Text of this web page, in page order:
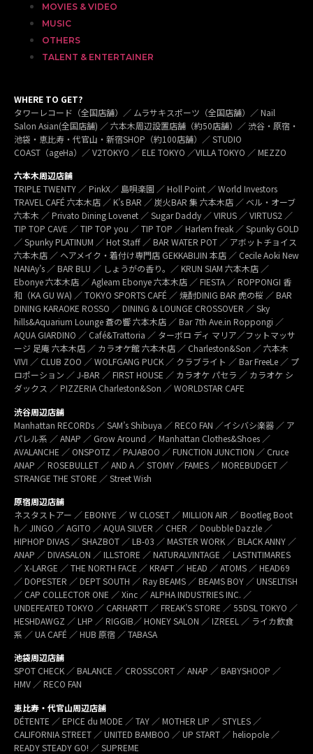
MOVIES & VIDEO
MUSIC
OTHERS
TALENT & ENTERTAINER
WHERE TO GET?
タワーレコード（全国店舗）／ ムラサキスポーツ（全国店舗）／ Nail
Salon Asian(全国店舗) ／ 六本木周辺設置店舗（約50店舗）／ 渋谷・原宿・
池袋・恵比寿・代官山・新宿SHOP（約100店舗）／ STUDIO
COAST（ageHa）／ V2TOKYO ／ ELE TOKYO ／VILLA TOKYO ／ MEZZO
六本木周辺店舗
TRIPLE TWENTY ／ PinkX／ 島唄楽園 ／ Holl Point ／ World Investors
TRAVEL CAFÉ 六本木店 ／ K’s BAR ／ 炭火BAR 集 六本木店 ／ ベル・オーブ
六本木 ／ Privato Dining Lovenet ／ Sugar Daddy ／ VIRUS ／ VIRTUS2 ／
TIP TOP CAVE ／ TIP TOP you ／ TIP TOP ／ Harlem freak ／ Spunky GOLD
／ Spunky PLATINUM ／ Hot Staff ／ BAR WATER POT ／ アボットチョイス
六本木店 ／ ヘアメイク・着付け専門店 GEKKABIJIN 本店 ／ Cecile Aoki New
NANAy’s ／ BAR BLU ／ しょうがの香り。／ KRUN SIAM 六本木店 ／
Ebonye 六本木店 ／ Agleam Ebonye 六本木店 ／ FIESTA ／ ROPPONGI 香
和（KA GU WA) ／ TOKYO SPORTS CAFÉ ／ 焼酎DINIG BAR 虎の桜 ／ BAR
DINING KARAOKE ROSSO ／ DINING & LOUNGE CROSSOVER ／ Sky
hills&Aquarium Lounge 蒼の響 六本木店 ／ Bar 7th Ave.in Roppongi ／
AQUA GIARDINO ／ Café&Trattoria ／ ターボロ ディ マリア／フットマッサ
ージ 足庵 六本木店 ／ カラオケ館 六本木店 ／ Charleston&Son ／ 六本木
VIVI ／ CLUB ZOO ／ WOLFGANG PUCK ／ クラブライト ／ Bar FreeLe ／ プ
ロポーション ／ J-BAR ／ FIRST HOUSE ／ カラオケ パセラ ／ カラオケ シ
ダックス ／ PIZZERIA Charleston&Son ／ WORLDSTAR CAFE
渋谷周辺店舗
Manhattan RECORDs ／ SAM’s Shibuya ／ RECO FAN ／イシバシ楽器 ／ ア
パレル系 ／ ANAP ／ Grow Around ／ Manhattan Clothes&Shoes ／
AVALANCHE ／ ONSPOTZ ／ PAJABOO ／ FUNCTION JUNCTION ／ Cruce
ANAP ／ ROSEBULLET ／ AND A ／ STOMY ／FAMES ／ MOREBUDGET ／
STRANGE THE STORE ／ Street Wish
原宿周辺店舗
ネスタストアー ／ EBONYE ／ W CLOSET ／ MILLION AIR ／ Bootleg Boot
h／ JINGO ／ AGITO ／ AQUA SILVER ／ CHER ／ Doubble Dazzle ／
HIPHOP DIVAS ／ SHAZBOT ／ LB-03 ／ MASTER WORK ／ BLACK ANNY ／
ANAP ／ DIVASALON ／ ILLSTORE ／ NATURALVINTAGE ／ LASTNTIMARES
／ X-LARGE ／ THE NORTH FACE ／ KRAFT ／ HEAD ／ ATOMS ／ HEAD69
／ DOPESTER ／ DEPT SOUTH ／ Ray BEAMS ／ BEAMS BOY ／ UNSELTISH
／ CAP COLLECTOR ONE ／ Xinc ／ ALPHA INDUSTRIES INC. ／
UNDEFEATED TOKYO ／ CARHARTT ／ FREAK’S STORE ／ 55DSL TOKYO ／
HESHDAWGZ ／ LHP ／ RIGGIB／ HONEY SALON ／ IZREEL ／ ライカ飲食
系 ／ UA CAFÉ ／ HUB 原宿 ／ TABASA
池袋周辺店舗
SPOT CHECK ／ BALANCE ／ CROSSCORT ／ ANAP ／ BABYSHOOP ／
HMV ／ RECO FAN
恵比寿・代官山周辺店舗
DÉTENTE ／ EPICE du MODE ／ TAY ／ MOTHER LIP ／ STYLES ／
CALIFORNIA STREET ／ UNITED BAMBOO ／ UP START ／ heliopole ／
READY STEADY GO! ／ SUPREME